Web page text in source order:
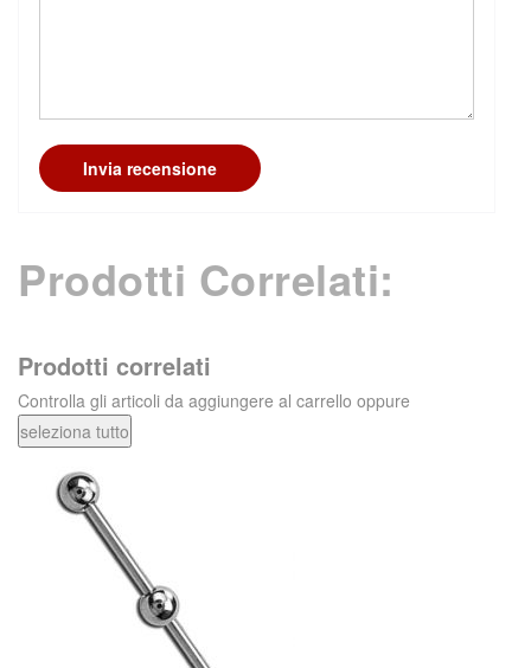
Invia recensione
Prodotti Correlati:
Prodotti correlati
Controlla gli articoli da aggiungere al carrello oppure
seleziona tutto